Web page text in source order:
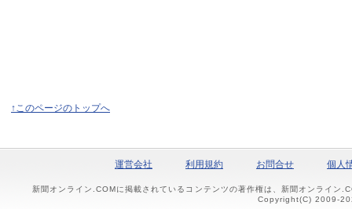
↑このページのトップへ
運営会社 利用規約 お問合せ 個人
新聞オンライン.COMに掲載されているコンテンツの著作権は、新聞オンライン
Copyright(C) 2009-